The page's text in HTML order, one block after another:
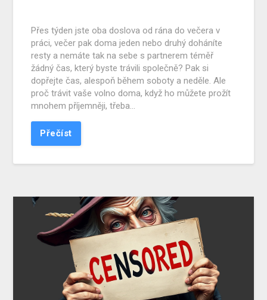
Přes týden jste oba doslova od rána do večera v
práci, večer pak doma jeden nebo druhý doháníte
resty a nemáte tak na sebe s partnerem téměř
žádný čas, který byste trávili společně? Pak si
dopřejte čas, alespoň během soboty a neděle. Ale
proč trávit vaše volno doma, když ho můžete prožít
mnohem příjemněji, třeba…
Přečíst